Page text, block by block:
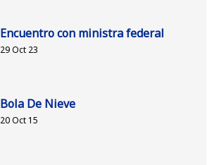
Encuentro con ministra federal
29 Oct 23
Bola De Nieve
20 Oct 15